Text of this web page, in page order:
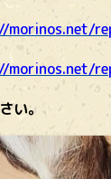
morinos.net/
morinos.net/
い。